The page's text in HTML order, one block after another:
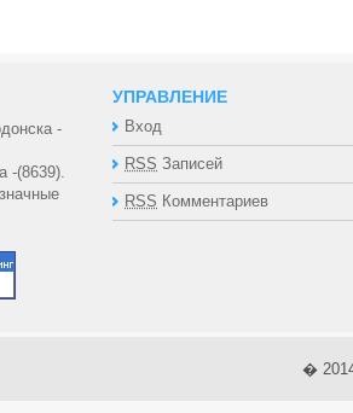
-
-(8639).
УПРАВЛЕНИЕ
Вход
RSS Записей
RSS Комментариев
�